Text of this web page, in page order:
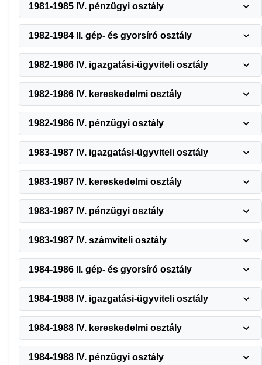
1981-1985 IV. pénzügyi osztály
1982-1984 II. gép- és gyorsíró osztály
1982-1986 IV. igazgatási-ügyviteli osztály
1982-1986 IV. kereskedelmi osztály
1982-1986 IV. pénzügyi osztály
1983-1987 IV. igazgatási-ügyviteli osztály
1983-1987 IV. kereskedelmi osztály
1983-1987 IV. pénzügyi osztály
1983-1987 IV. számviteli osztály
1984-1986 II. gép- és gyorsíró osztály
1984-1988 IV. igazgatási-ügyviteli osztály
1984-1988 IV. kereskedelmi osztály
1984-1988 IV. pénzügyi osztály